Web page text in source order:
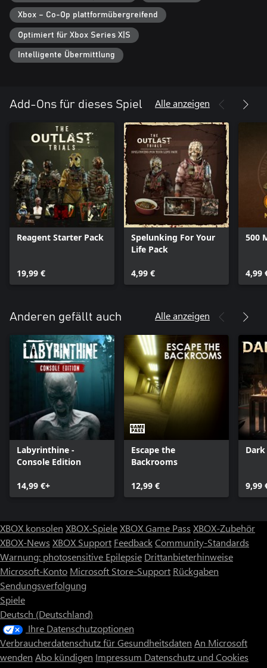
Xbox – Co-Op plattformübergreifend
Optimiert für Xbox Series X|S
Intelligente Übermittlung
Add-Ons für dieses Spiel Alle anzeigen
Reagent Starter Pack
19,99 €
Spelunking For Your
Life Pack
4,99 €
500
4,99
Anderen gefällt auch Alle anzeigen
Labyrinthine -
Console Edition
14,99 €+
Escape the
Backrooms
12,99 € 9,99
XBOX konsolen XBOX-SpieleXBOX Game Pass XBOX-Zubehör
XBOX-News XBOX Support FeedbackCommunity-Standards
Warnung: photosensitive Epilepsie Drittanbieterhinweise
Microsoft-Konto Microsoft Store-Support Rückgaben
Sendungsverfolgung
Spiele
Deutsch (Deutschland)
Ihre Datenschutzoptionen
Verbraucherdatenschutz für Gesundheitsdaten An Microsoft
wenden Abo kündigen Impressum Datenschutz und Cookies